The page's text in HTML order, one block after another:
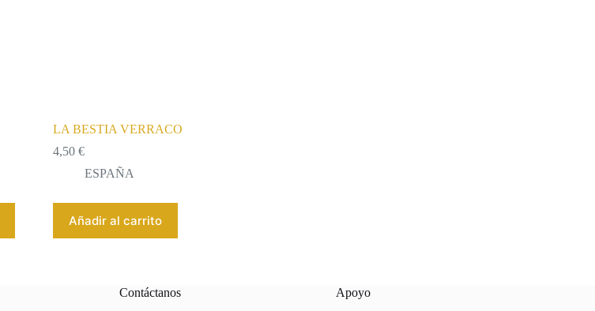
LA BESTIA VERRACO
4,50€
ESPAÑA
Añadir al carrito
Contáctanos
Apoyo